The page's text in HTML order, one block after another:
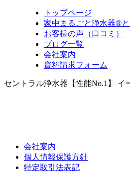
トップページ
家中まるごと浄水器®
お客様の声（口コミ）
ブログ一覧
会社案内
資料請求フォーム
セントラル浄水器【性能No.1】
会社案内
個人情報保護方針
特定取引法表記